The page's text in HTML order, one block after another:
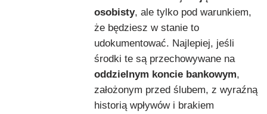
osobisty, ale tylko pod warunkiem,
że będziesz w stanie to
udokumentować. Najlepiej, jeśli
środki te są przechowywane na
oddzielnym koncie bankowym,
założonym przed ślubem, z wyraźną
historią wpływów i brakiem